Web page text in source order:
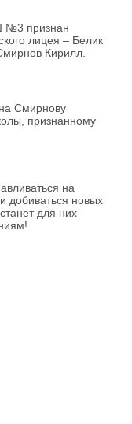
№3 признан
лицея – Белик
Кирилл.
Смирнову
признанному
на
добиваться новых
для них